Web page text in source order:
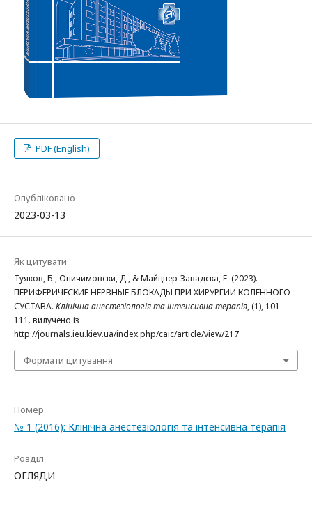
PDF (English)
Опубліковано
2023-03-13
Як цитувати
Туяков, Б., Оничимовски, Д., & Майцнер-Завадска, Е. (2023).
ПЕРИФЕРИЧЕСКИЕ НЕРВНЫЕ БЛОКАДЫ ПРИ ХИРУРГИИ КОЛЕННОГО
СУСТАВА. Клінічна анестезіологія та інтенсивна терапія, (1), 101–
111. вилучено із
http://journals.ieu.kiev.ua/index.php/caic/article/view/217
Формати цитування
Номер
№ 1 (2016): Клінічна анестезіологія та інтенсивна терапія
Розділ
ОГЛЯДИ